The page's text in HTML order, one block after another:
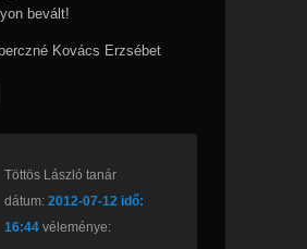
bevált!
Kovács Erzsébet
Töttös László tanár
dátum:2012-07-12 idő:
16:44 véleménye: